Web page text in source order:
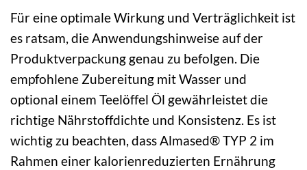
Für eine optimale Wirkung und Verträglichkeit ist
es ratsam, die Anwendungshinweise auf der
Produktverpackung genau zu befolgen. Die
empfohlene Zubereitung mit Wasser und
optional einem Teelöffel Öl gewährleistet die
richtige Nährstoffdichte und Konsistenz. Es ist
wichtig zu beachten, dass Almased® TYP 2 im
Rahmen einer kalorienreduzierten Ernährung